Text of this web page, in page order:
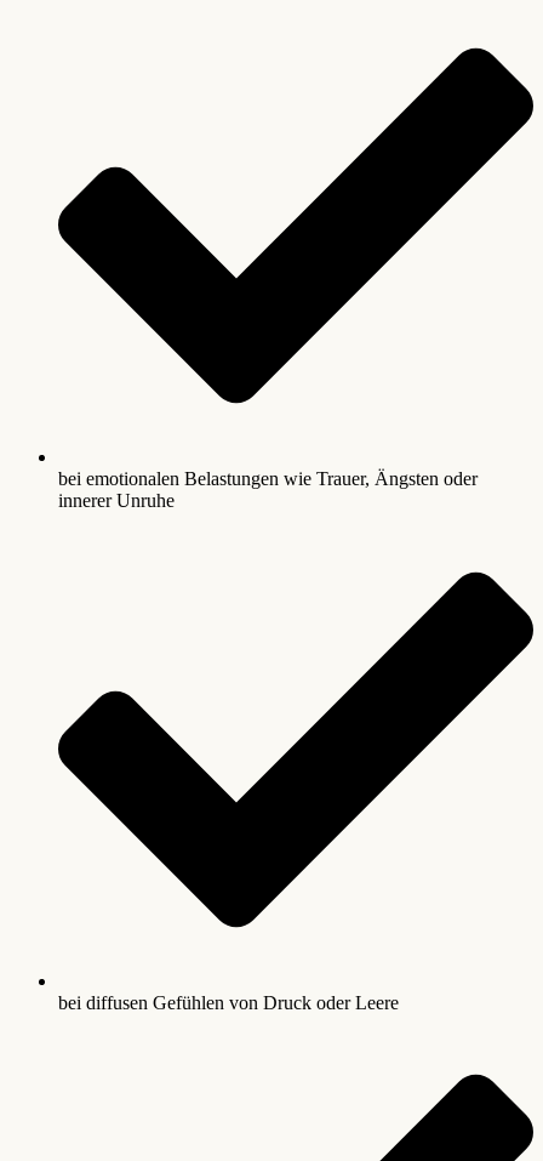
bei emotionalen Belastungen wie Trauer, Ängsten oder
innerer Unruhe
bei diffusen Gefühlen von Druck oder Leere